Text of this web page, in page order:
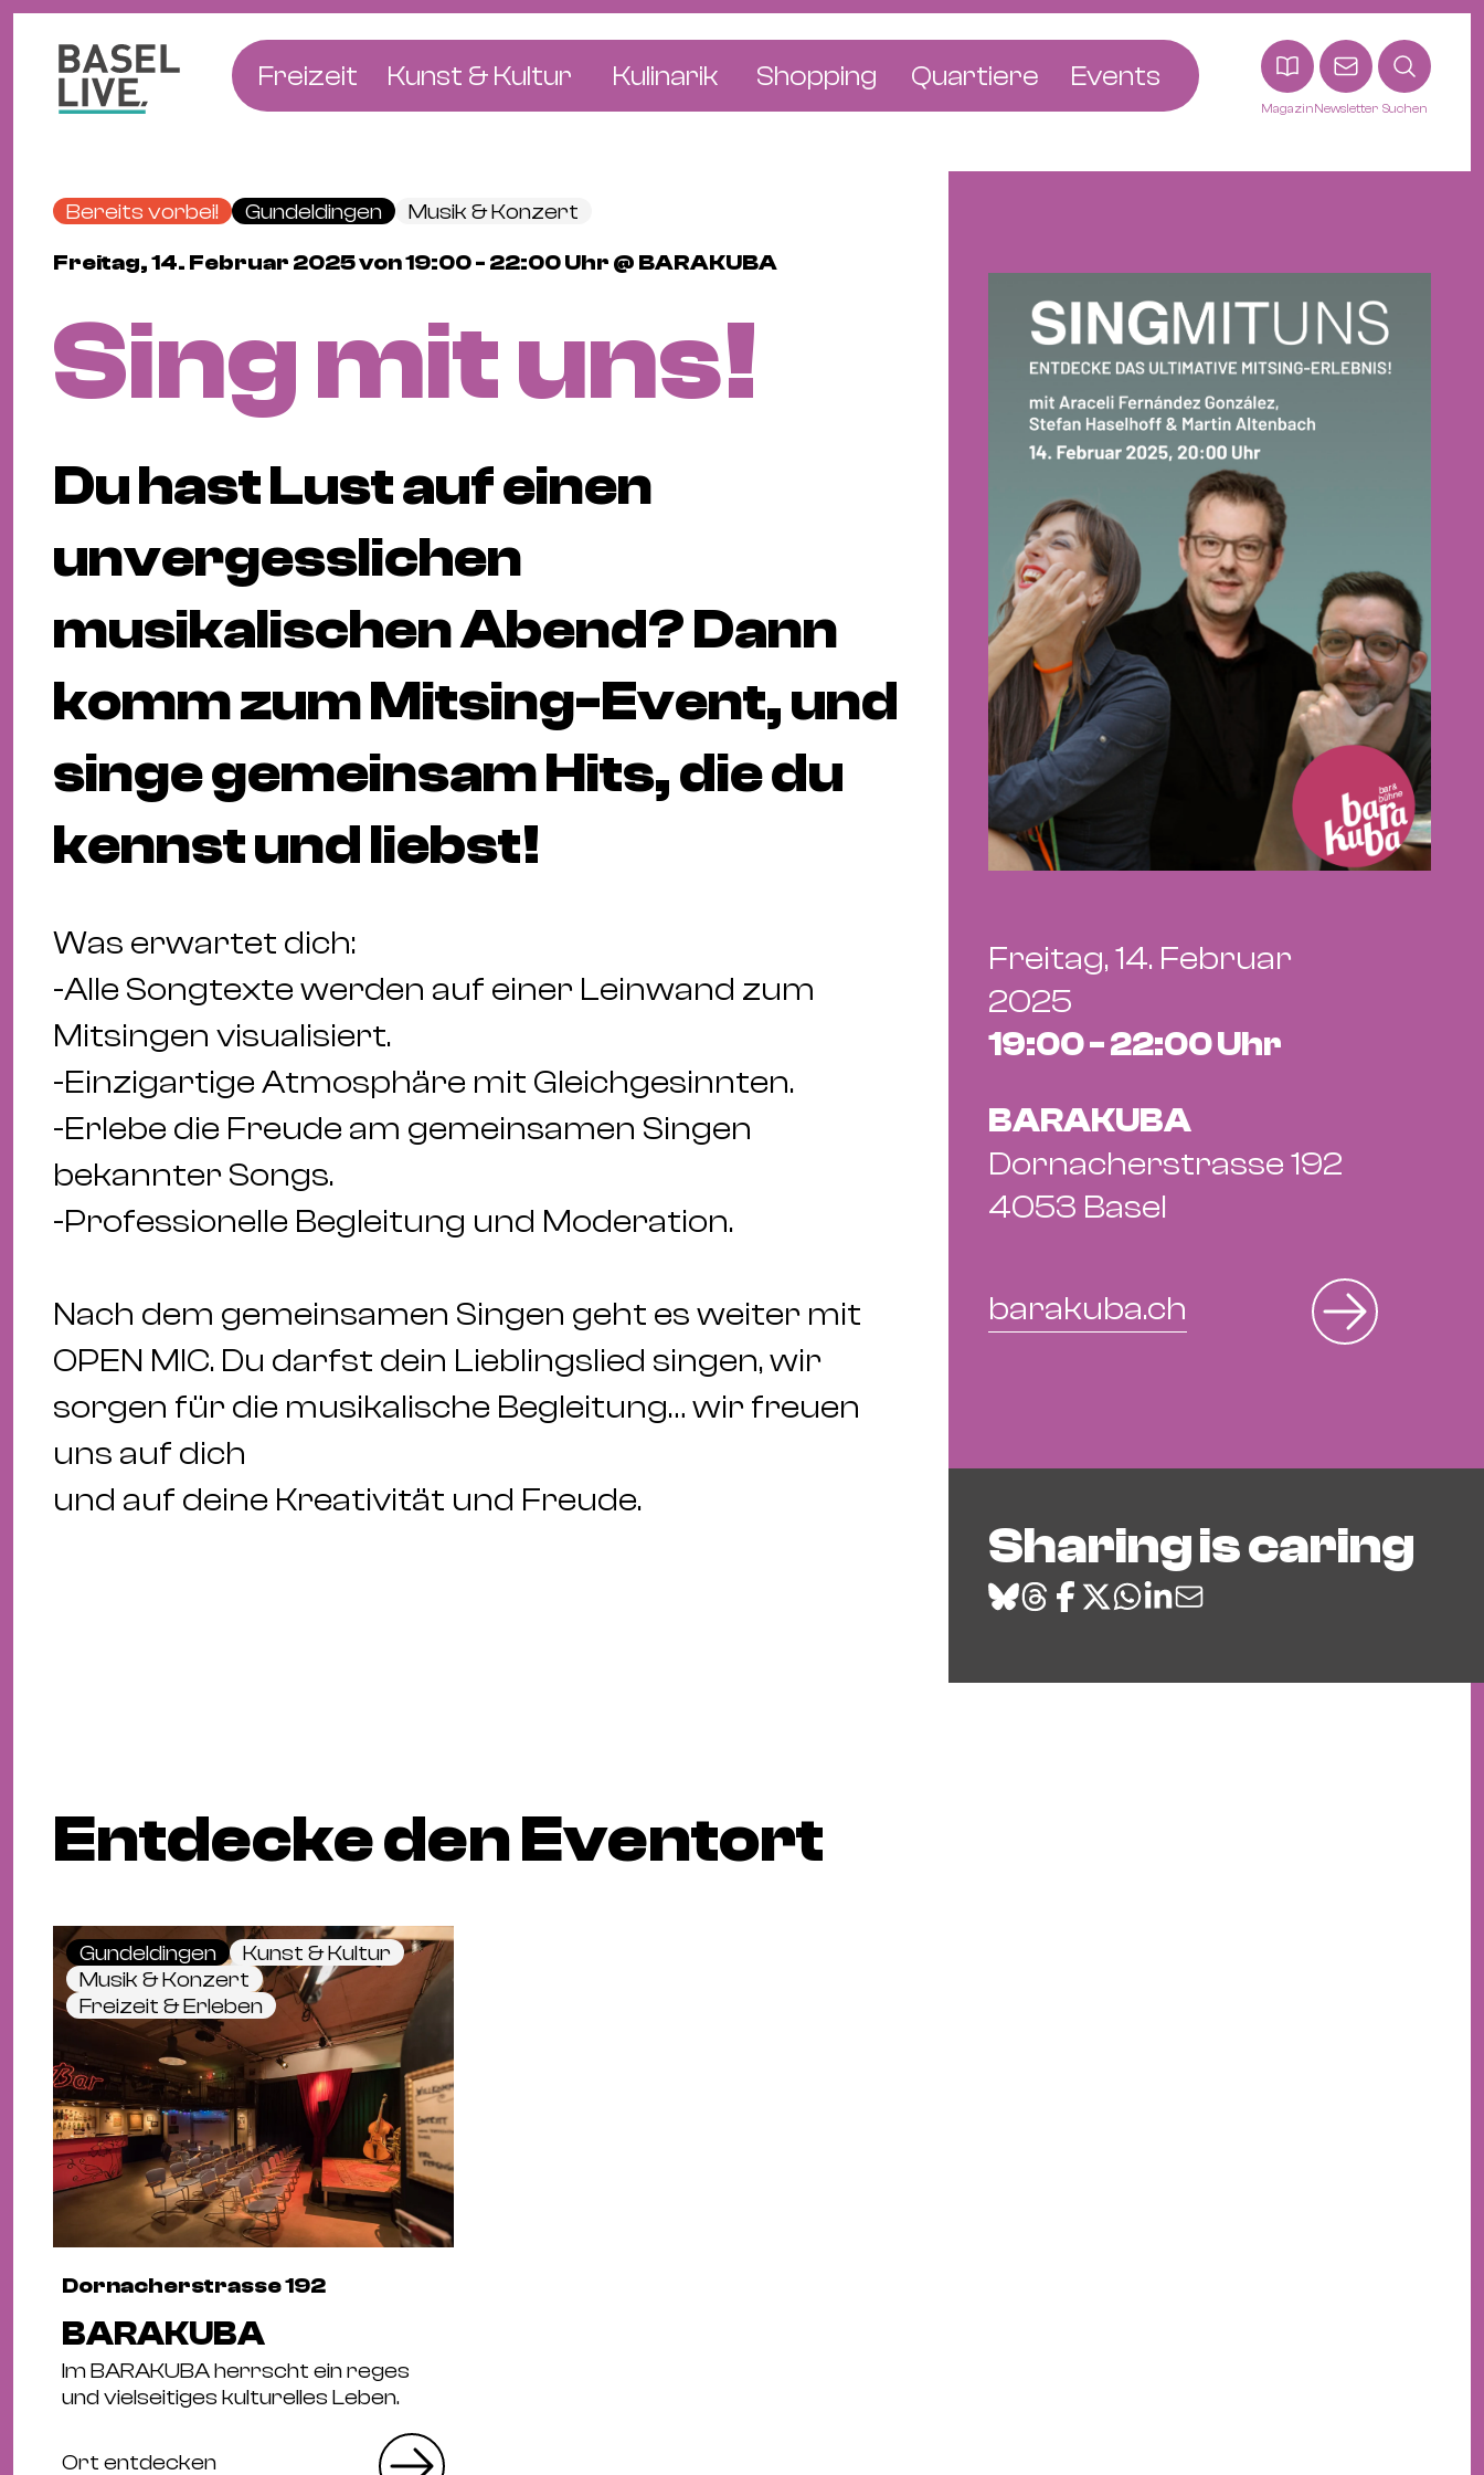
MagazinNewsletter Suchen
Freizeit
Club & Party
Natur & Parks
Kunst & Kultur
Theater
Literatur & Bücher
Kulinarik
Bäckereien & Konditoreien
Shopping
Schmuck & Uhren
Quartiere
Kleinbasel
St. Johann
Wettstein
Events
Bereits vorbei! Gundeldingen
Musik & Konzert
Freitag, 14. Februar 2025 von 19:00 - 22:00 Uhr @ BARAKUBA
Sing mit uns!
Du hast Lust auf einen
unvergesslichen
musikalischen Abend? Dann
komm zum Mitsing-Event, und
singe gemeinsam Hits, die du
kennst und liebst!
Was erwartet dich:
-Alle Songtexte werden auf einer Leinwand zum
Mitsingen visualisiert.
-Einzigartige Atmosphäre mit Gleichgesinnten.
-Erlebe die Freude am gemeinsamen Singen
bekannter Songs.
-Professionelle Begleitung und Moderation.
Nach dem gemeinsamen Singen geht es weiter mit
OPEN MIC. Du darfst dein Lieblingslied singen, wir
sorgen für die musikalische Begleitung… wir freuen
uns auf dich
und auf deine Kreativität und Freude.
Freitag, 14. Februar
2025
19:00 - 22:00 Uhr
BARAKUBA
Dornacherstrasse 192
4053 Basel
barakuba.ch
Sharing is caring
Entdecke den Eventort
Gundeldingen
Kunst & Kultur
Musik & Konzert
Freizeit & Erleben
Dornacherstrasse 192
BARAKUBA
Im BARAKUBA herrscht ein reges
und vielseitiges kulturelles Leben.
Ort entdecken